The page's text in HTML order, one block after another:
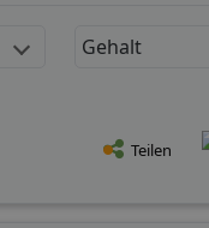
Gehalt
Teilen